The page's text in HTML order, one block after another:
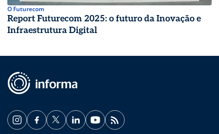
O Futurecom
Report Futurecom 2025: o futuro da Inovação e
Infraestrutura Digital